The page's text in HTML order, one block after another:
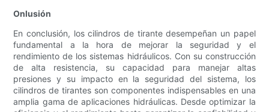
Onlusión
En conclusión, los cilindros de tirante desempeñan un papel
fundamental a la hora de mejorar la seguridad y el
rendimiento de los sistemas hidráulicos. Con su construcción
de alta resistencia, su capacidad para manejar altas
presiones y su impacto en la seguridad del sistema, los
cilindros de tirantes son componentes indispensables en una
amplia gama de aplicaciones hidráulicas. Desde optimizar la